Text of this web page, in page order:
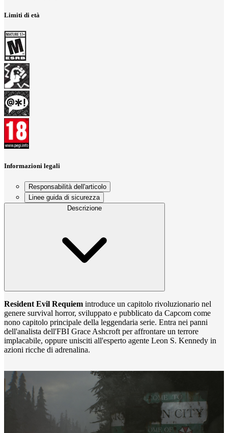
Limiti di età
Informazioni legali
Responsabilità dell'articolo
Linee guida di sicurezza
Descrizione
Resident Evil Requiem introduce un capitolo rivoluzionario nel
genere survival horror, sviluppato e pubblicato da Capcom come
nono capitolo principale della leggendaria serie. Entra nei panni
dell'analista dell'FBI Grace Ashcroft per affrontare un terrore
implacabile, oppure unisciti all'esperto agente Leon S. Kennedy in
azioni ricche di adrenalina.